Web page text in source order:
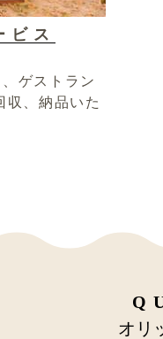
ビス
ゲストラン
収、納品いた
オリ